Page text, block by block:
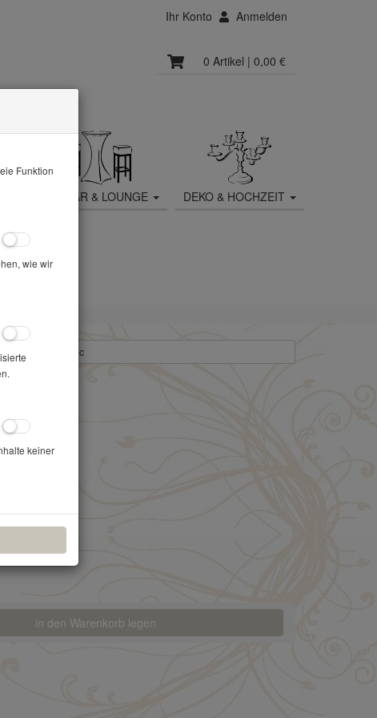
Ihr Konto Anmelden
0 Artikel | 0,00 €
MOBILIAR & LOUNGE DEKO & HOCHZEIT
Porzellan Classic
in den Warenkorb legen
Funktion
wie wir
keiner